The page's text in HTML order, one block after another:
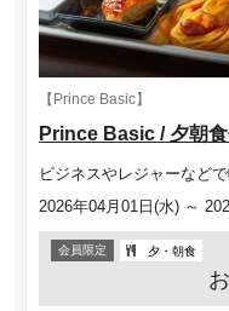
【Prince Basic】
Prince Basic / 夕朝
ビジネスやレジャーなど
2026年04月01日(水) ～
会員限定 夕・朝食